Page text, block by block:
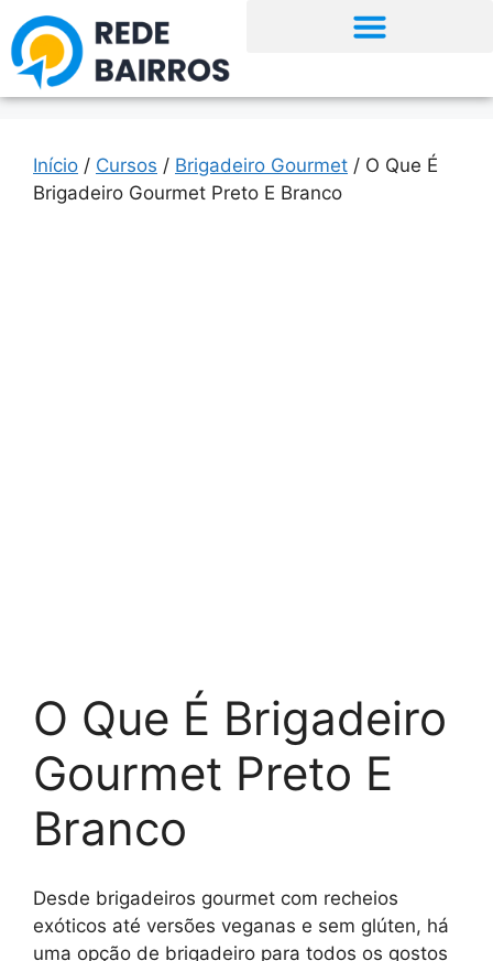
Início / Cursos / Brigadeiro Gourmet / O Que É
Brigadeiro Gourmet Preto E Branco
O Que É Brigadeiro
Gourmet Preto E
Branco
Desde brigadeiros gourmet com recheios
exóticos até versões veganas e sem glúten, há
uma opção de brigadeiro para todos os gostos